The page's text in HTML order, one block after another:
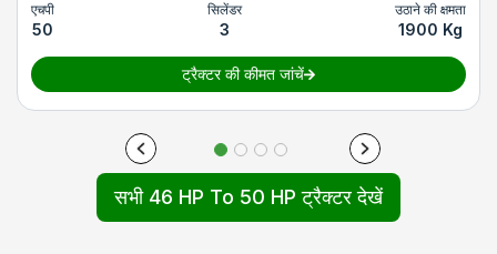
एचपी
50
सिलेंडर
3
उठाने की क्षमता
1900 Kg
ट्रैक्टर की कीमत जांचें
सभी 46 HP To 50 HP ट्रैक्टर देखें